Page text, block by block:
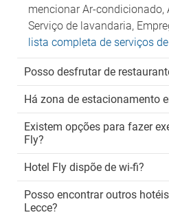
mencionar Ar-condicionado,
Serviço de lavandaria,
lista completa de serviços
Posso desfrutar de
Há zona de estacionamento
Existem opções para fazer
Fly?
Hotel Fly dispõe de wi-fi?
Posso encontrar outros
Lecce?